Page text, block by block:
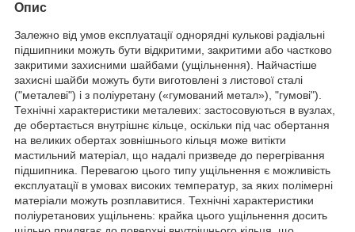
Опис
Залежно від умов експлуатації однорядні кулькові радіальні
підшипники можуть бути відкритими, закритими або частково
закритими захисними шайбами (ущільнення). Найчастіше
захисні шайби можуть бути виготовлені з листової сталі
("металеві") і з поліуретану («гумований метал»), "гумові").
Технічні характеристики металевих: застосовуються в вузлах,
де обертається внутрішнє кільце, оскільки під час обертання
на великих обертах зовнішнього кільця може витікти
мастильний матеріал, що надалі призведе до перегрівання
підшипника. Перевагою цього типу ущільнення є можливість
експлуатації в умовах високих температур, за яких полімерні
матеріали можуть розплавитися. Технічні характеристики
поліуретанових ущільнень: крайка цього ущільнення досить